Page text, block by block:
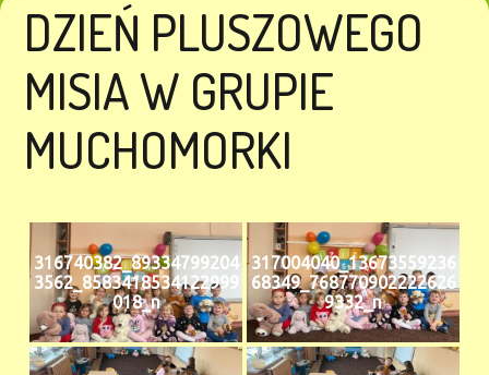
DZIEŃ PLUSZOWEGO
MISIA W GRUPIE
MUCHOMORKI
316740382_89334799204
3562_8583418534122999
018_n
317004040_13673559236
68349_768770902222626
9332_n